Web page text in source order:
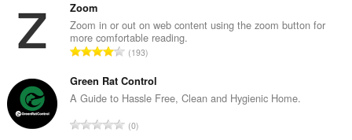
t
a
d
e
o
b
r
e
o
t
a
Zoom
Zoom in or out on web content using the zoom button for
more comfortable reading.
N
m
b
e
193
Green Rat Control
A Guide to Hassle Free, Clean and Hygienic Home.
N0